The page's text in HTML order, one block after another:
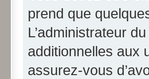
prend que
L’administrateur
additionnelles aux
assurez-vous